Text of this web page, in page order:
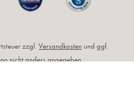
zzgl. Versandkosten und ggf.
nicht anders angegeben.